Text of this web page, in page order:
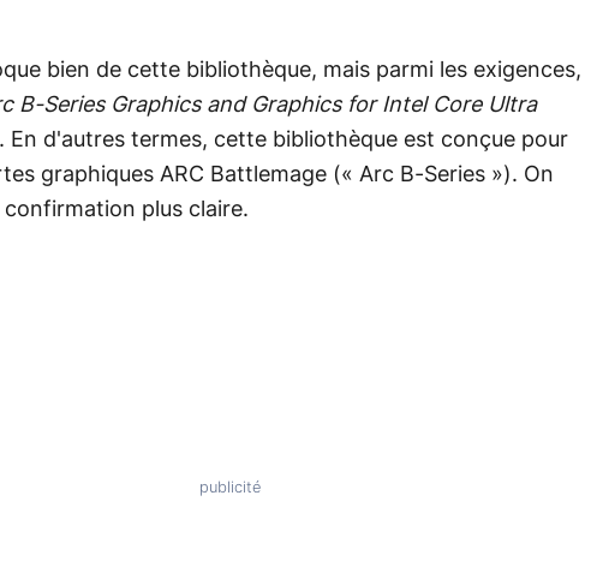
bien de cette bibliothèque, mais parmi les exigences,
B-Series Graphics and Graphics for Intel Core Ultra
En d'autres termes, cette bibliothèque est conçue pour
graphiques ARC Battlemage (« Arc B-Series »). On
plus claire.